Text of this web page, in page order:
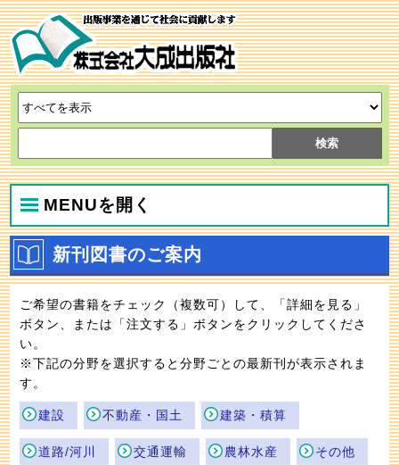
MENUを開く
新刊図書のご案内
ご希望の書籍をチェック（複数可）して、「詳細を見る」
ボタン、または「注文する」ボタンをクリックしてくださ
い。
※下記の分野を選択すると分野ごとの最新刊が表示されま
す。
建設 不動産・国土 建築・積算
道路/河川 交通運輸 農林水産 その他